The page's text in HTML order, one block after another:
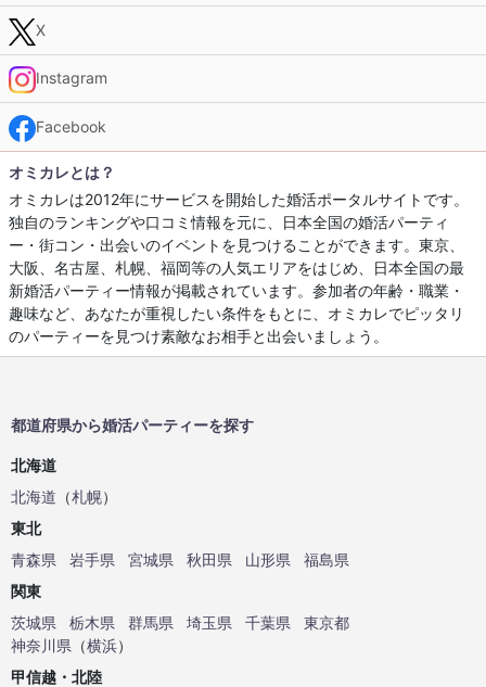
X
Instagram
Facebook
オミカレとは？
オミカレは2012年にサービスを開始した婚活ポータルサイトです。
独自のランキングや口コミ情報を元に、日本全国の婚活パーティ
ー・街コン・出会いのイベントを見つけることができます。東京、
大阪、名古屋、札幌、福岡等の人気エリアをはじめ、日本全国の最
新婚活パーティー情報が掲載されています。参加者の年齢・職業・
趣味など、あなたが重視したい条件をもとに、オミカレでピッタリ
のパーティーを見つけ素敵なお相手と出会いましょう。
都道府県から婚活パーティーを探す
北海道
北海道 （札幌）
東北
青森県
岩手県 宮城県 秋田県 山形県
福島県
関東
茨城県
栃木県 群馬県 埼玉県 千葉県
東京都
神奈川県 （横浜）
甲信越・北陸